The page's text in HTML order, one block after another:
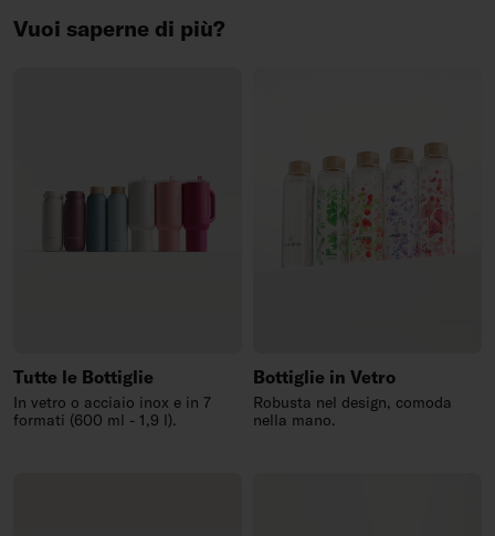
Vuoi saperne di più?
Tutte le Bottiglie
In vetro o acciaio inox e in 7
formati (600 ml - 1,9 l).
Bottiglie in Vetro
Robusta nel design, comoda
nella mano.